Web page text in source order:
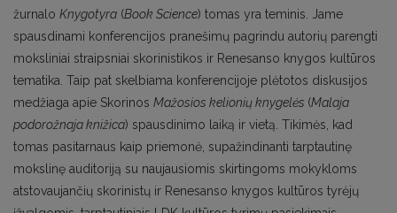
žurnalo Knygotyra (Book Science) tomas yra teminis. Jame
spausdinami konferencijos pranešimų pagrindu autorių parengti
moksliniai straipsniai skorinistikos ir Renesanso knygos kultūros
tematika. Taip pat skelbiama konferencijoje plėtotos diskusijos
medžiaga apie Skorinos Mažosios kelionių knygelės (Malaja
podorožnaja knižica) spausdinimo laiką ir vietą. Tikimės, kad
tomas pasitarnaus kaip priemonė, supažindinanti tarptautinę
mokslinę auditoriją su naujausiomis skirtingoms mokykloms
atstovaujančių skorinistų ir Renesanso knygos kultūros tyrėjų